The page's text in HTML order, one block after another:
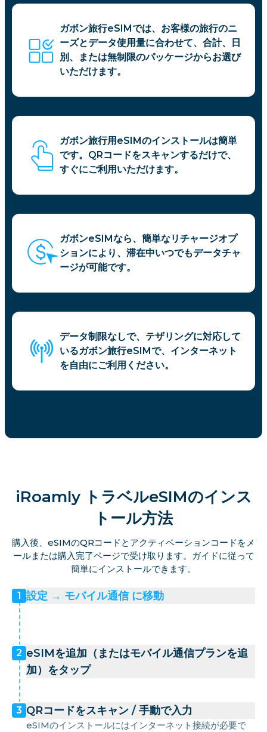
ガボン旅行eSIMでは、お客様の旅行のニ
ーズとデータ使用量に合わせて、合計、日
別、または無制限のパッケージからお選び
いただけます。
ガボン旅行用eSIMのインストールは簡単
です。QRコードをスキャンするだけで、
すぐにご利用いただけます。
ガボンeSIMなら、簡単なリチャージオプ
ションにより、滞在中いつでもデータチャ
ージが可能です。
データ制限なしで、テザリングに対応して
いるガボン旅行eSIMで、インターネット
を自由にご利用ください。
iRoamly トラベルeSIMのインス
トール方法
購入後、eSIMのQRコードとアクティベーションコードをメ
ールまたは購入完了ページで受け取ります。ガイドに従って
簡単にインストールできます。
1 設定 → モバイル通信 に移動
2 eSIMを追加（またはモバイル通信プランを追
加）をタップ
3 QRコードをスキャン / 手動で入力
eSIMのインストールにはインターネット接続が必要で